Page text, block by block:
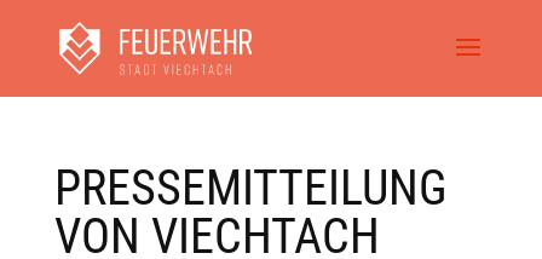
PRESSEMITTEILUNG
VON VIECHTACH